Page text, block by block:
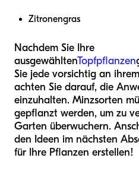
Zitronengras
Nachdem Sie Ihre
ausgewähltenTopfpflanzen
Sie jede vorsichtig an
achten Sie darauf, die
einzuhalten. Minzsorten
gepflanzt werden, um zu
Garten überwuchern.
den Ideen im nächsten
für Ihre Pflanzen erstellen!